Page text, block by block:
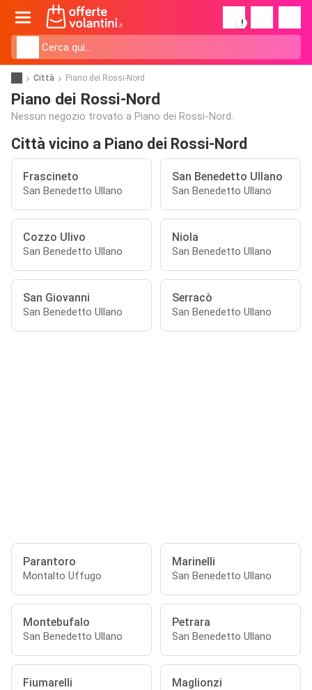
!
Città Piano dei Rossi-Nord
Piano dei Rossi-Nord
Nessun negozio trovato a Piano dei Rossi-Nord.
Città vicino a Piano dei Rossi-Nord
Frascineto
San Benedetto Ullano
San Benedetto Ullano
San Benedetto Ullano
Cozzo Ulivo
San Benedetto Ullano
Niola
San Benedetto Ullano
San Giovanni
San Benedetto Ullano
Serracò
San Benedetto Ullano
Parantoro
Montalto Uffugo
Marinelli
San Benedetto Ullano
Montebufalo
San Benedetto Ullano
Petrara
San Benedetto Ullano
Fiumarelli Maglionzi